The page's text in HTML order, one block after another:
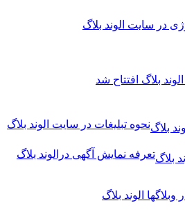
الوند بلاگ
افتتاح شد
نحوه تبلیغات در سایت الوند بلاگ
تعرفه نمایش آگهی درالوند بلاگ
الوند بلاگ